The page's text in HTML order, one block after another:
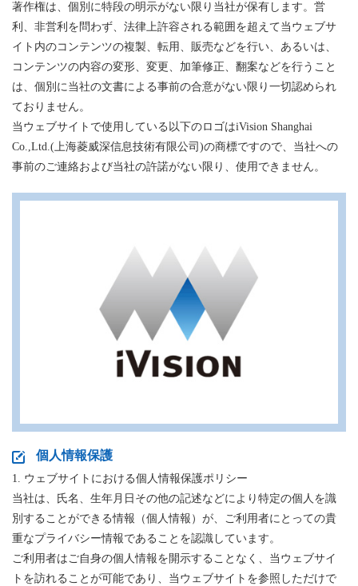
著作権は、個別に特段の明示がない限り当社が保有します。営
利、非営利を問わず、法律上許容される範囲を超えて当ウェブサ
イト内のコンテンツの複製、転用、販売などを行い、あるいは、
コンテンツの内容の変形、変更、加筆修正、翻案などを行うこと
は、個別に当社の文書による事前の合意がない限り一切認められ
ておりません。
当ウェブサイトで使用している以下のロゴはiVision Shanghai
Co.,Ltd.(上海菱威深信息技術有限公司)の商標ですので、当社への
事前のご連絡および当社の許諾がない限り、使用できません。
個人情報保護
1. ウェブサイトにおける個人情報保護ポリシー
当社は、氏名、生年月日その他の記述などにより特定の個人を識
別することができる情報（個人情報）が、ご利用者にとっての貴
重なプライバシー情報であることを認識しています。
ご利用者はご自身の個人情報を開示することなく、当ウェブサイ
トを訪れることが可能であり、当ウェブサイトを参照しただけで